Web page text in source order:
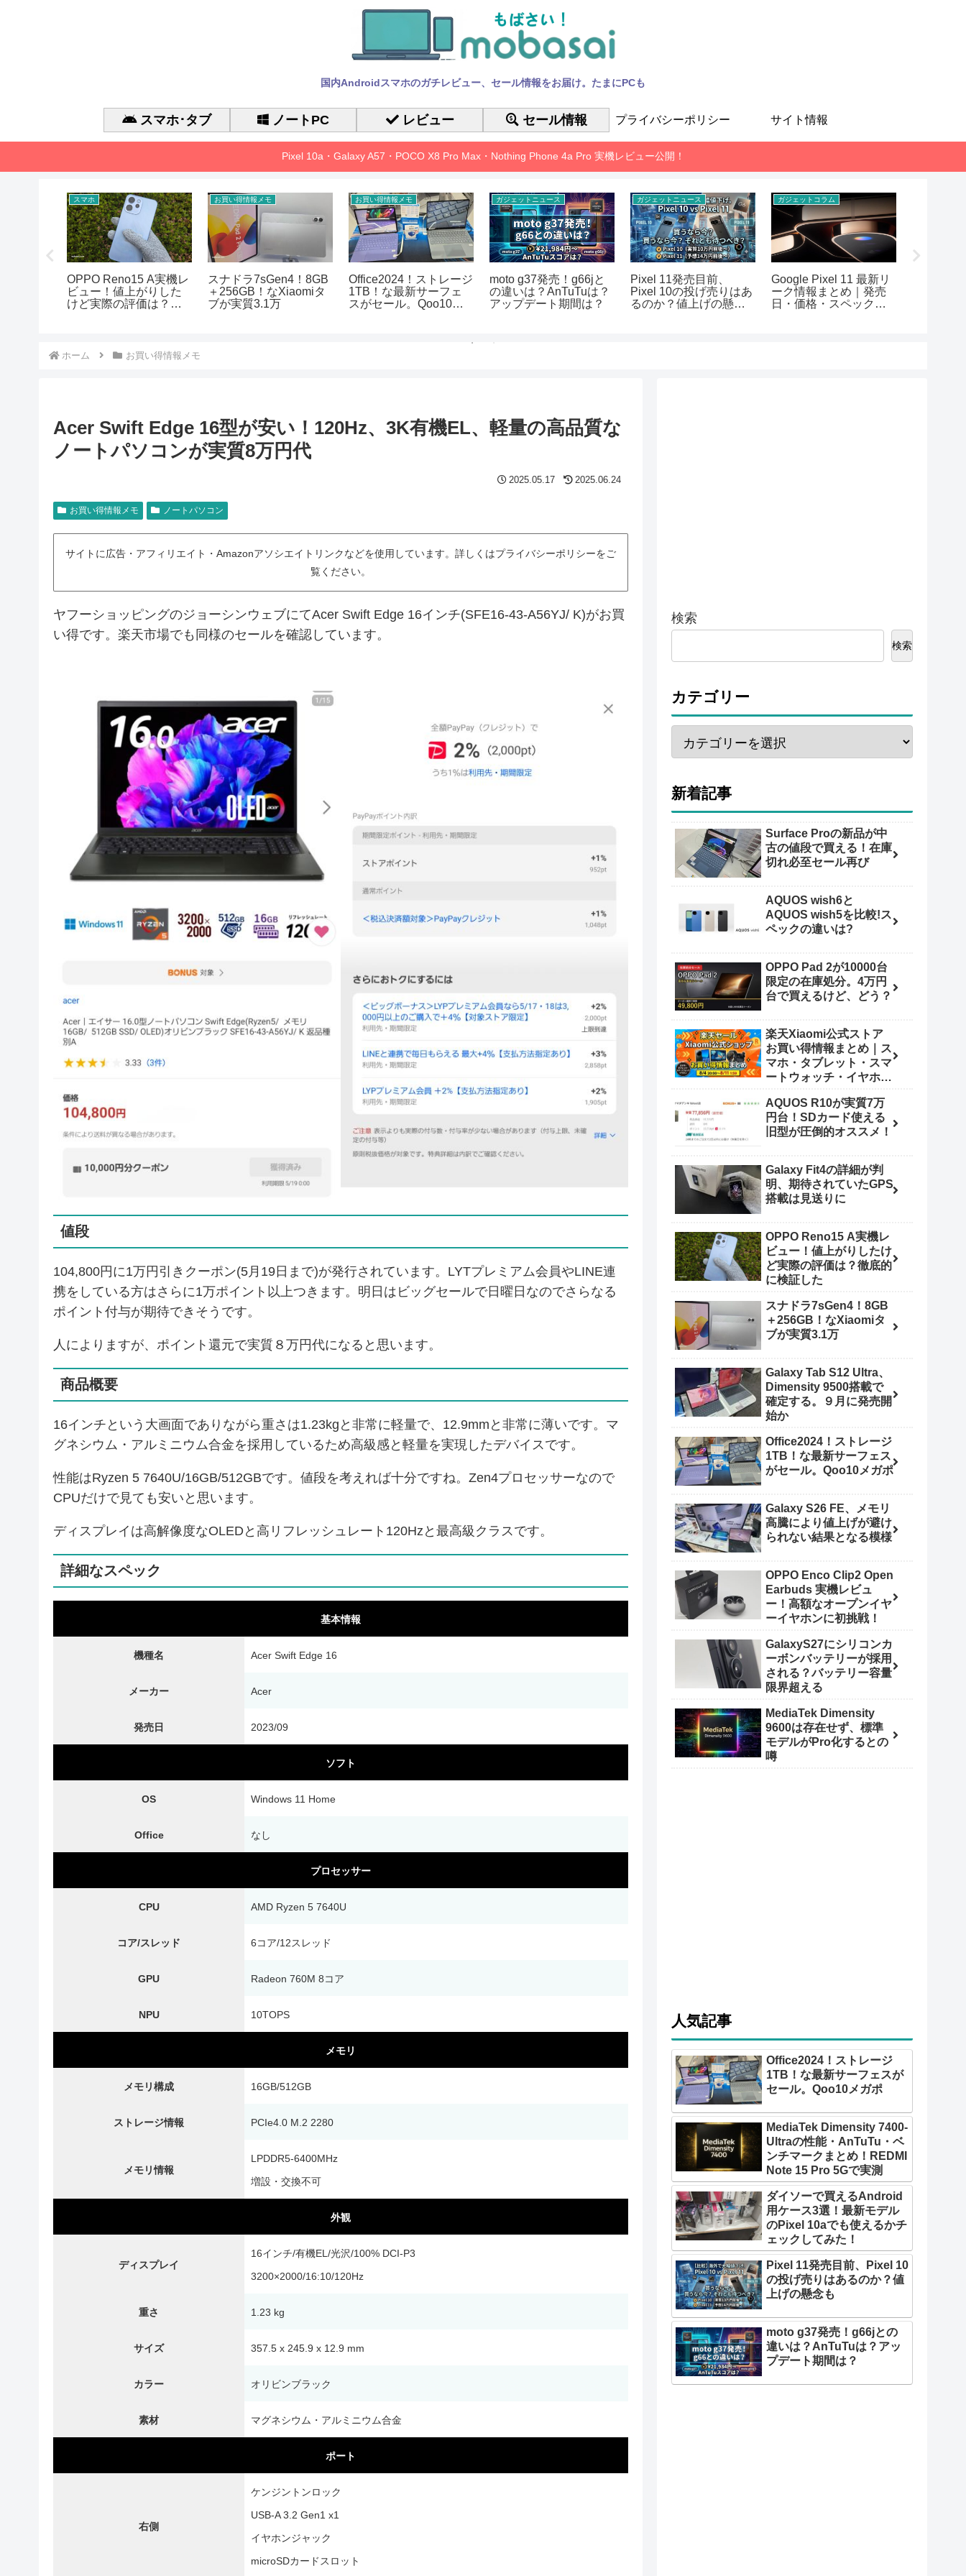
国内Androidスマホのガチレビュー、セール情報をお届け。たまにPCも
スマホ･タブ ノートPC レビュー セール情報 プライバシーポリシー サイト情報
Pixel 10a・Galaxy A57・POCO X8 Pro Max・Nothing Phone 4a Pro 実機レビュー公開！
スマホ
OPPO Reno15 A実機レ
ビュー！値上がりした
けど実際の評価は？徹
お買い得情報メモ
スナドラ7sGen4！8GB
＋256GB！なXiaomiタ
ブが実質3.1万
お買い得情報メモ
Office2024！ストレージ
1TB！な最新サーフェ
スがセール。Qoo10メ
ガジェットニュース
moto g37発売！g66jと
の違いは？AnTuTuは？
アップデート期間は？
ガジェットニュース
Pixel 11発売目前、
Pixel 10の投げ売りはあ
るのか？値上げの懸念
ガジェットコラム
Google Pixel 11 最新リ
ーク情報まとめ｜発売
日・価格・スペック予
ホーム お買い得情報メモ
Acer Swift Edge 16型が安い！120Hz、3K有機EL、軽量の高品質な
ノートパソコンが実質8万円代
2025.05.17 2025.06.24
お買い得情報メモ ノートパソコン
サイトに広告・アフィリエイト・Amazonアソシエイトリンクなどを使用しています。詳しくはプライバシーポリシーをご
覧ください。
ヤフーショッピングのジョーシンウェブにてAcer Swift Edge 16インチ(SFE16-43-A56YJ/ K)がお買
い得です。楽天市場でも同様のセールを確認しています。
値段
104,800円に1万円引きクーポン(5月19日まで)が発行されています。LYTプレミアム会員やLINE連
携をしている方はさらに1万ポイント以上つきます。明日はビッグセールで日曜日なのでさらなる
ポイント付与が期待できそうです。
人によりますが、ポイント還元で実質８万円代になると思います。
商品概要
16インチという大画面でありながら重さは1.23kgと非常に軽量で、12.9mmと非常に薄いです。マ
グネシウム・アルミニウム合金を採用しているため高級感と軽量を実現したデバイスです。
性能はRyzen 5 7640U/16GB/512GBです。値段を考えれば十分ですね。Zen4プロセッサーなので
CPUだけで見ても安いと思います。
ディスプレイは高解像度なOLEDと高リフレッシュレート120Hzと最高級クラスです。
詳細なスペック
基本情報
機種名 Acer Swift Edge 16
メーカー Acer
発売日 2023/09
ソフト
OS Windows 11 Home
Office なし
プロセッサー
CPU AMD Ryzen 5 7640U
コア/スレッド 6コア/12スレッド
GPU Radeon 760M 8コア
NPU 10TOPS
メモリ
メモリ構成 16GB/512GB
ストレージ情報 PCIe4.0 M.2 2280
メモリ情報
LPDDR5-6400MHz
増設・交換不可
外観
ディスプレイ
16インチ/有機EL/光沢/100% DCI-P3
3200×2000/16:10/120Hz
重さ 1.23 kg
サイズ 357.5 x 245.9 x 12.9 mm
カラー オリビンブラック
素材 マグネシウム・アルミニウム合金
ポート
右側
ケンジントンロック
USB-A 3.2 Gen1 x1
イヤホンジャック
microSDカードスロット
検索
検索
カテゴリー
新着記事
Surface Proの新品が中
古の値段で買える！在庫
切れ必至セール再び
AQUOS wish6と
AQUOS wish5を比較!ス
ペックの違いは?
OPPO Pad 2が10000台
限定の在庫処分。4万円
台で買えるけど、どう？
楽天Xiaomi公式ストア
お買い得情報まとめ｜ス
マホ・タブレット・スマ
ートウォッチ・イヤホン
1:59）
AQUOS R10が実質7万
円台！SDカード使える
旧型が圧倒的オススメ！
Galaxy Fit4の詳細が判
明、期待されていたGPS
搭載は見送りに
OPPO Reno15 A実機レ
ビュー！値上がりしたけ
ど実際の評価は？徹底的
に検証した
スナドラ7sGen4！8GB
＋256GB！なXiaomiタ
ブが実質3.1万
Galaxy Tab S12 Ultra、
Dimensity 9500搭載で
確定する。９月に発売開
始か
Office2024！ストレージ
1TB！な最新サーフェス
がセール。Qoo10メガポ
Galaxy S26 FE、メモリ
高騰により値上げが避け
られない結果となる模様
OPPO Enco Clip2 Open
Earbuds 実機レビュ
ー！高額なオープンイヤ
ーイヤホンに初挑戦！
GalaxyS27にシリコンカ
ーボンバッテリーが採用
される？バッテリー容量
限界超える
MediaTek Dimensity
9600は存在せず、標準
モデルがPro化するとの
噂
人気記事
Office2024！ストレージ
1TB！な最新サーフェスが
セール。Qoo10メガポ
MediaTek Dimensity 7400-
Ultraの性能・AnTuTu・ベ
ンチマークまとめ！REDMI
Note 15 Pro 5Gで実測
ダイソーで買えるAndroid
用ケース3選！最新モデル
のPixel 10aでも使えるかチ
ェックしてみた！
Pixel 11発売目前、Pixel 10
の投げ売りはあるのか？値
上げの懸念も
moto g37発売！g66jとの
違いは？AnTuTuは？アッ
プデート期間は？